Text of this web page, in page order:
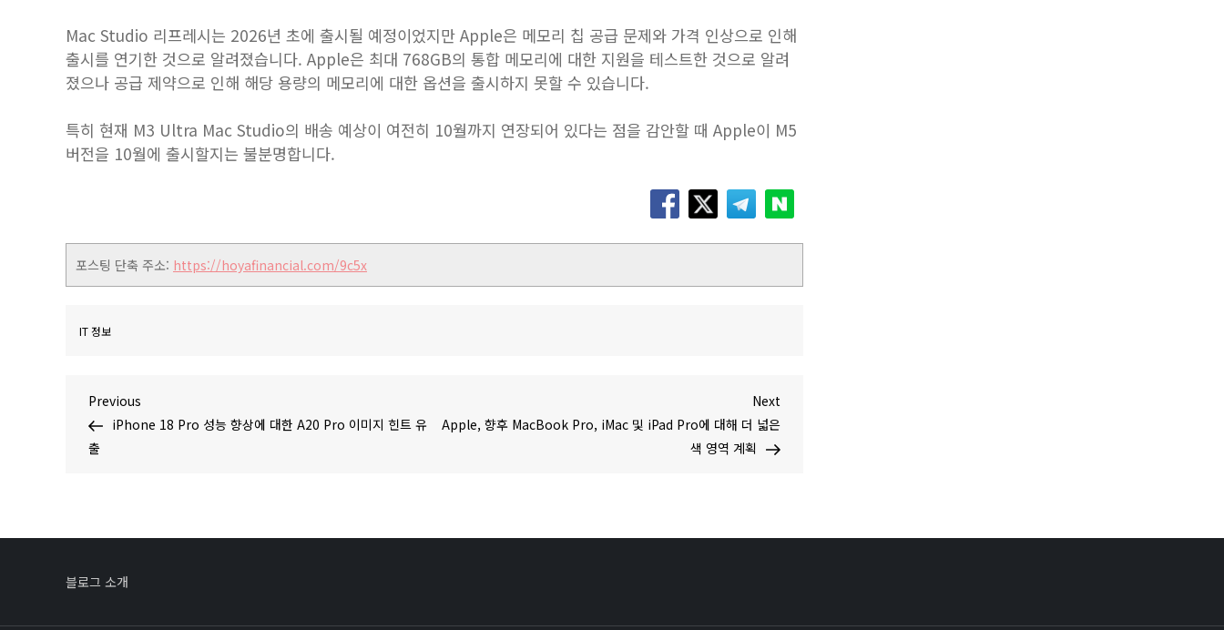
Mac Studio 리프레시는 2026년 초에 출시될 예정이었지만 Apple은 메모리 칩 공급 문제와 가격 인상으로 인해
출시를 연기한 것으로 알려졌습니다. Apple은 최대 768GB의 통합 메모리에 대한 지원을 테스트한 것으로 알려
졌으나 공급 제약으로 인해 해당 용량의 메모리에 대한 옵션을 출시하지 못할 수 있습니다.
특히 현재 M3 Ultra ‌Mac Studio‌의 배송 예상이 여전히 10월까지 연장되어 있다는 점을 감안할 때 Apple이 M5
버전을 10월에 출시할지는 불분명합니다.
포스팅 단축 주소: https://hoyafinancial.com/9c5x
IT 정보
글
탐
Previous
Post
Previous
iPhone 18 Pro 성능 향상에 대한 A20 Pro 이미지 힌트 유
출
Post
Next
Apple, 향후 MacBook Pro, iMac 및 iPad Pro에 대해 더 넓은
색 영역 계획
블로그 소개